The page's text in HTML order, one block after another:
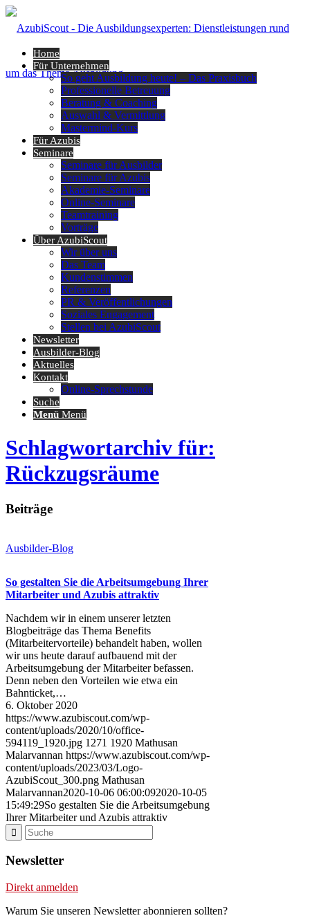
Home
Für Unternehmen
So geht Ausbildung heute! – Das Praxisbuch
Professionelle Betreuung
Beratung & Coaching
Auswahl & Vermittlung
Mastermind-Kurs
Für Azubis
Seminare
Seminare für Ausbilder
Seminare für Azubis
Akademie-Seminare
Online-Seminare
Teamtraining
Vorträge
Über AzubiScout
Wir über uns
Das Team
Kundenstimmen
Referenzen
PR & Veröffentlichungen
Soziales Engagement
Stellen bei AzubiScout
Newsletter
Ausbilder-Blog
Aktuelles
Kontakt
Online-Sprechstunde
Suche
Menü Menü
Schlagwortarchiv für:
Rückzugsräume
Beiträge
Ausbilder-Blog
So gestalten Sie die Arbeitsumgebung Ihrer
Mitarbeiter und Azubis attraktiv
Nachdem wir in einem unserer letzten
Blogbeiträge das Thema Benefits
(Mitarbeitervorteile) behandelt haben, wollen
wir uns heute darauf aufbauend mit der
Arbeitsumgebung der Mitarbeiter befassen.
Denn neben den Vorteilen wie etwa ein
Bahnticket,…
6. Oktober 2020
https://www.azubiscout.com/wp-
content/uploads/2020/10/office-
594119_1920.jpg 1271 1920 Mathusan
Malarvannan https://www.azubiscout.com/wp-
content/uploads/2023/03/Logo-
AzubiScout_300.png Mathusan
Malarvannan2020-10-06 06:00:092020-10-05
15:49:29So gestalten Sie die Arbeitsumgebung
Ihrer Mitarbeiter und Azubis attraktiv
Newsletter
Direkt anmelden
Warum Sie unseren Newsletter abonnieren sollten?